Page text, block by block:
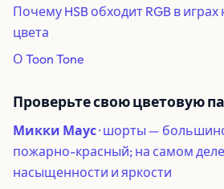
Почему HSB обходит RGB в
цвета
О Toon Tone
Проверьте свою цветовую
Микки Маус· шорты —
пожарно-красный; на самом
насыщенности и яркости